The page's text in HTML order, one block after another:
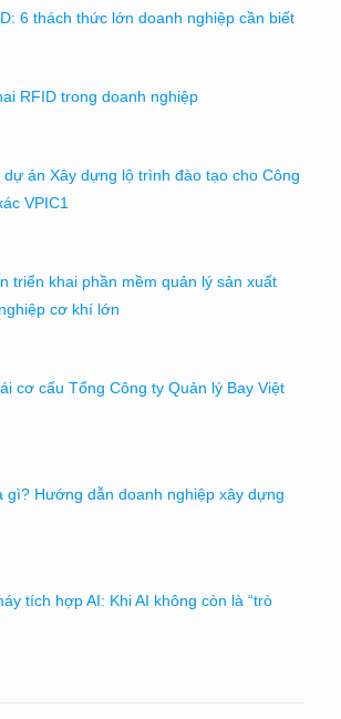
6 thách thức lớn doanh nghiệp cần biết
RFID trong doanh nghiệp
án Xây dựng lộ trình đào tạo cho Công
VPIC1
triển khai phần mềm quản lý sản xuất
cơ khí lớn
cơ cấu Tổng Công ty Quản lý Bay Việt
gì? Hướng dẫn doanh nghiệp xây dựng
tích hợp AI: Khi AI không còn là “trò